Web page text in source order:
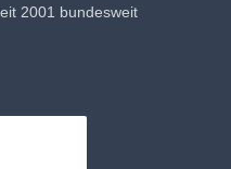
2001 bundesweit